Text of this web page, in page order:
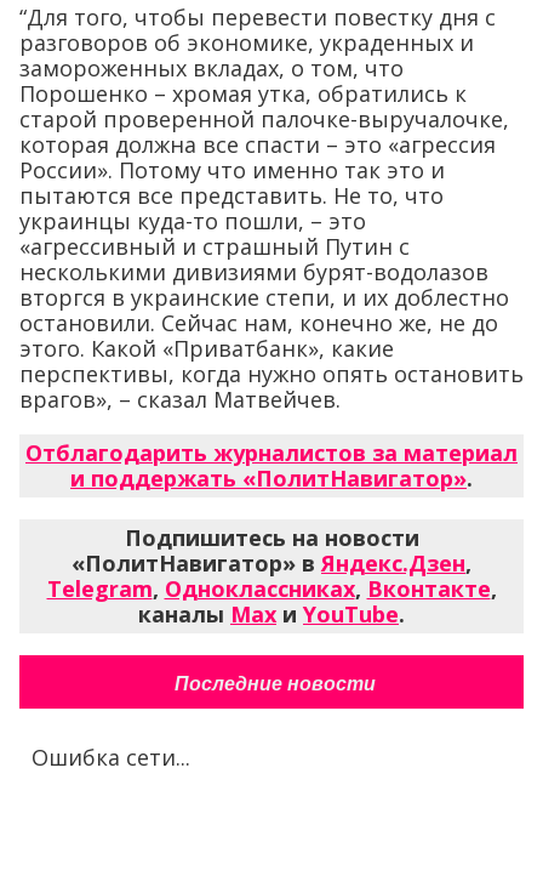
“Для того, чтобы перевести повестку дня с
разговоров об экономике, украденных и
замороженных вкладах, о том, что
Порошенко – хромая утка, обратились к
старой проверенной палочке-выручалочке,
которая должна все спасти – это «агрессия
России». Потому что именно так это и
пытаются все представить. Не то, что
украинцы куда-то пошли, – это
«агрессивный и страшный Путин с
несколькими дивизиями бурят-водолазов
вторгся в украинские степи, и их доблестно
остановили. Сейчас нам, конечно же, не до
этого. Какой «Приватбанк», какие
перспективы, когда нужно опять остановить
врагов», – сказал Матвейчев.
Отблагодарить журналистов за материал
и поддержать «ПолитНавигатор».
Подпишитесь на новости
«ПолитНавигатор» вЯндекс.Дзен,
Telegram, Одноклассниках, Вконтакте,
каналы Max и YouTube.
Последние новости
Ошибка сети...